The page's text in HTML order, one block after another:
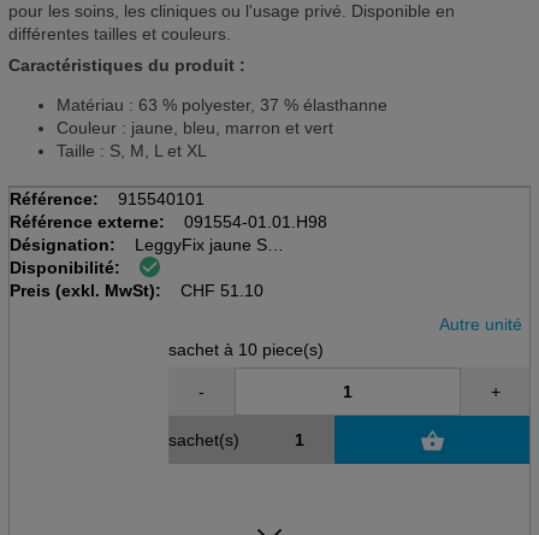
pour les soins, les cliniques ou l'usage privé. Disponible en
différentes tailles et couleurs.
Caractéristiques du produit :
Matériau : 63 % polyester, 37 % élasthanne
Couleur : jaune, bleu, marron et vert
Taille : S, M, L et XL
Référence:
915540101
Référence externe:
091554-01.01.H98
Désignation:
LeggyFix jaune S
Sachet à 10 pcs
Fixation pour poche urinaire
Disponibilité:
Preis (exkl. MwSt):
CHF 51.10
Autre unité
sachet à 10 piece(s)
- +
sachet(s)